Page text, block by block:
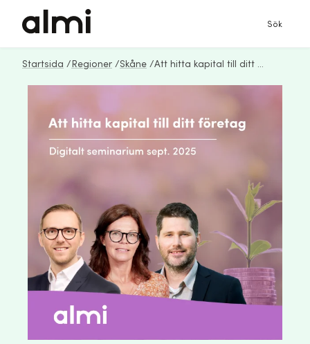
Sök
Startsida / Regioner /Skåne / Att hitta kapital till ditt företag